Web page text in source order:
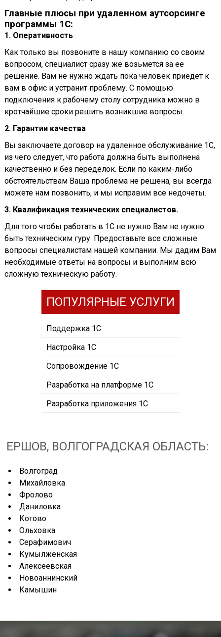
Главные плюсы при удаленном аутсорсинге
программы 1С:
1. Оперативность
Как только вы позвоните в нашу компанию со своим
вопросом, специалист сразу же возьмется за ее
решение. Вам не нужно ждать пока человек приедет к
вам в офис и устранит проблему. С помощью
подключения к рабочему столу сотрудника можно в
кротчайшие сроки решить возникшие вопросы.
2. Гарантии качества
Вы заключаете договор на удаленное обслуживание 1С,
из чего следует, что работа должна быть выполнена
качественно и без переделок. Если по каким-либо
обстоятельствам Ваша проблема не решена, вы всегда
можете нам позвонить, и мы исправим все недочеты.
3. Квалификация технических специалистов.
Для того чтобы работать в 1С не нужно Вам не нужно
быть техническим гуру. Предоставьте все сложные
вопросы специалистам нашей компании. Мы дадим Вам
необходимые ответы на вопросы и выполним всю
сложную техническую работу.
ПОПУЛЯРНЫЕ УСЛУГИ
Поддержка 1С
Настройка 1С
Сопровождение 1С
Разработка на платформе 1С
Разработка приложения 1С
ЕРШОВ, ВОЛГОГРАДСКАЯ ОБЛАСТЬ:
Волгоград
Михайловка
Фролово
Даниловка
Котово
Ольховка
Серафимович
Кумылженская
Алексеевская
Новоаннинский
Камышин